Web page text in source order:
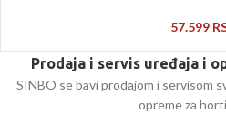
57.599
Prodaja i servis uređaja i
SINBO se bavi prodajom i servisom
opreme za